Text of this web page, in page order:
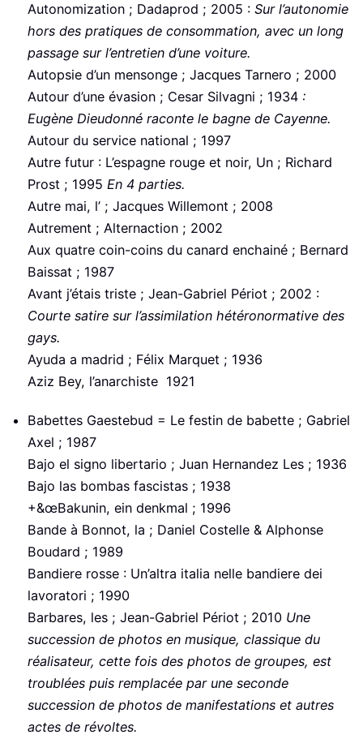
Autonomization ; Dadaprod ; 2005 :Sur l’autonomie
hors des pratiques de consommation, avec un long
passage sur l’entretien d’une voiture.
Autopsie d’un mensonge ; Jacques Tarnero ; 2000
Autour d’une évasion ; Cesar Silvagni ; 1934 :
Eugène Dieudonné raconte le bagne de Cayenne.
Autour du service national ; 1997
Autre futur : L’espagne rouge et noir, Un ; Richard
Prost ; 1995En 4 parties.
Autre mai, l’ ; Jacques Willemont ; 2008
Autrement ; Alternaction ; 2002
Aux quatre coin-coins du canard enchainé ; Bernard
Baissat ; 1987
Avant j’étais triste ; Jean-Gabriel Périot ; 2002 :
Courte satire sur l’assimilation hétéronormative des
gays.
Ayuda a madrid ; Félix Marquet ; 1936
Aziz Bey, l’anarchiste 1921
Babettes Gaestebud = Le festin de babette ; Gabriel
Axel ; 1987
Bajo el signo libertario ; Juan Hernandez Les ; 1936
Bajo las bombas fascistas ; 1938
+&œBakunin, ein denkmal ; 1996
Bande à Bonnot, la ; Daniel Costelle & Alphonse
Boudard ; 1989
Bandiere rosse : Un’altra italia nelle bandiere dei
lavoratori ; 1990
Barbares, les ; Jean-Gabriel Périot ; 2010 Une
succession de photos en musique, classique du
réalisateur, cette fois des photos de groupes, est
troublées puis remplacée par une seconde
succession de photos de manifestations et autres
actes de révoltes.